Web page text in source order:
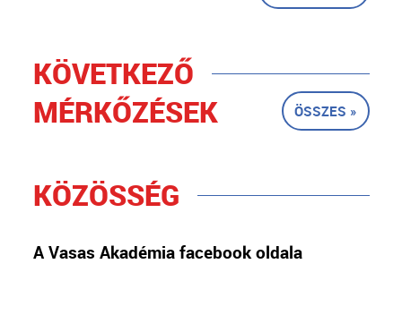
KÖVETKEZŐ
MÉRKŐZÉSEK
ÖSSZES »
KÖZÖSSÉG
A Vasas Akadémia facebook oldala